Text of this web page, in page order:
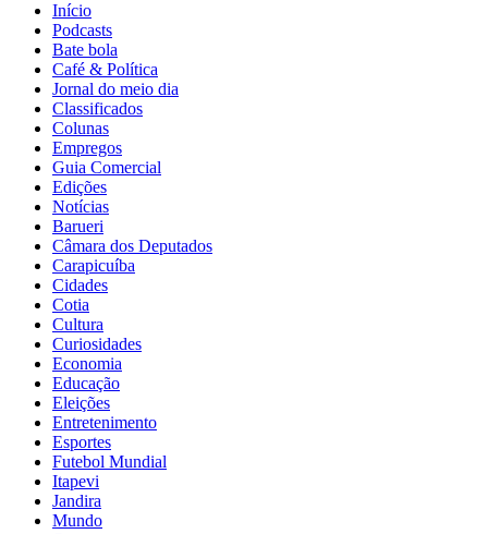
Início
Podcasts
Bate bola
Café & Política
Jornal do meio dia
Classificados
Colunas
Empregos
Guia Comercial
Edições
Notícias
Barueri
Câmara dos Deputados
Carapicuíba
Cidades
Cotia
Cultura
Curiosidades
Economia
Educação
Eleições
Entretenimento
Esportes
Futebol Mundial
Itapevi
Jandira
Mundo